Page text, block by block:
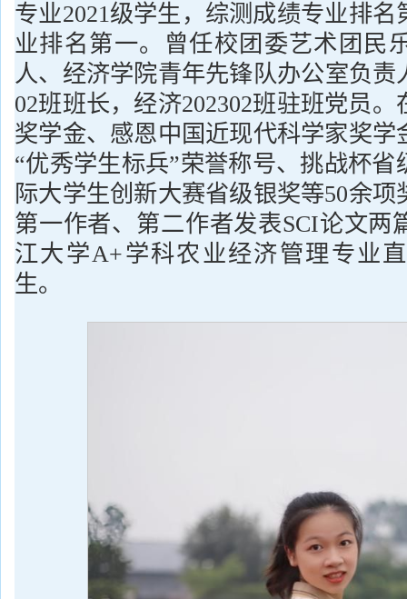
专业2021级学生，综测成绩专业排
业排名第一。曾任校团委艺术团民
人、经济学院青年先锋队办公室负责
02班班长，经济202302班驻班党员
奖学金、感恩中国近现代科学家奖学
“优秀学生标兵”荣誉称号、挑战杯省
际大学生创新大赛省级银奖等50余
第一作者、第二作者发表SCI论文两
江大学A+学科农业经济管理专业
生。